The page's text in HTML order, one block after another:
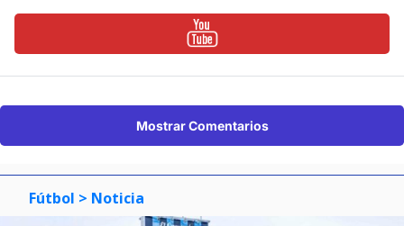
Mostrar Comentarios
Fútbol > Noticia